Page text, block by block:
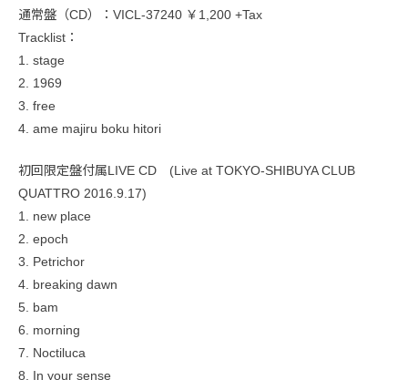
通常盤（CD）：VICL-37240 ￥1,200 +Tax
Tracklist：
1. stage
2. 1969
3. free
4. ame majiru boku hitori
初回限定盤付属LIVE CD (Live at TOKYO-SHIBUYA CLUB
QUATTRO 2016.9.17)
1. new place
2. epoch
3. Petrichor
4. breaking dawn
5. bam
6. morning
7. Noctiluca
8. In your sense